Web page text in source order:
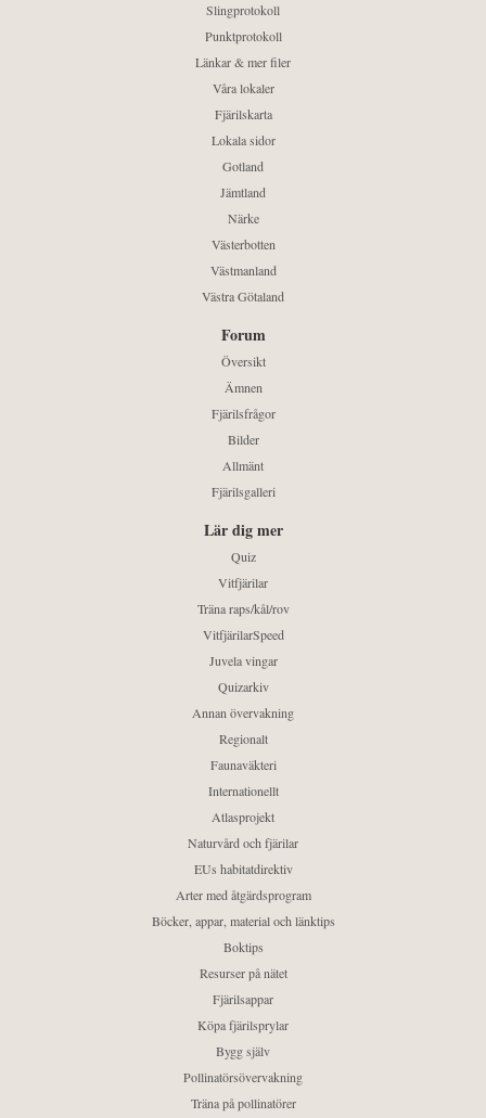
Slingprotokoll
Punktprotokoll
Länkar & mer filer
Våra lokaler
Fjärilskarta
Lokala sidor
Gotland
Jämtland
Närke
Västerbotten
Västmanland
Västra Götaland
Forum
Översikt
Ämnen
Fjärilsfrågor
Bilder
Allmänt
Fjärilsgalleri
Lär dig mer
Quiz
Vitfjärilar
Träna raps/kål/rov
VitfjärilarSpeed
Juvela vingar
Quizarkiv
Annan övervakning
Regionalt
Faunaväkteri
Internationellt
Atlasprojekt
Naturvård och fjärilar
EUs habitatdirektiv
Arter med åtgärdsprogram
Böcker, appar, material och länktips
Boktips
Resurser på nätet
Fjärilsappar
Köpa fjärilsprylar
Bygg själv
Pollinatörsövervakning
Träna på pollinatörer